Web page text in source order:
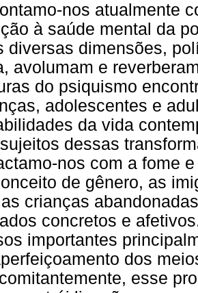
nos atualmente
à saúde mental da
diversas dimensões,
avolumam e
do psiquismo
adolescentes e
da vida
dessas
nos com a fome
de gênero, as
crianças
concretos e
importantes
dos
esse